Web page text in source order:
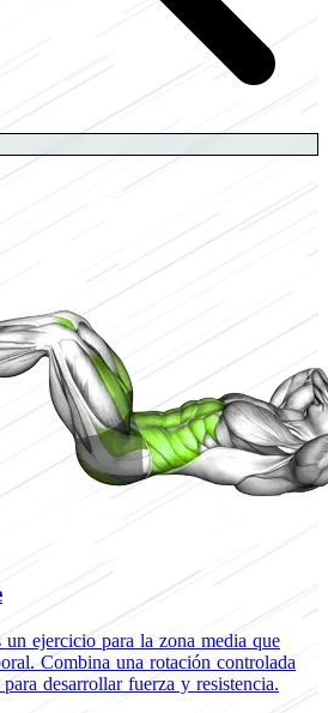
ejercicio para la zona media que
Combina una rotación controlada
desarrollar fuerza y resistencia.